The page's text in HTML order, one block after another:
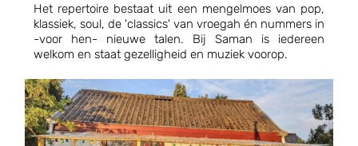
Het repertoire bestaat uit een mengelmoes van pop,
klassiek, soul, de 'classics' van vroegah én nummers in
-voor hen- nieuwe talen. Bij Saman is iedereen
welkom en staat gezelligheid en muziek voorop.